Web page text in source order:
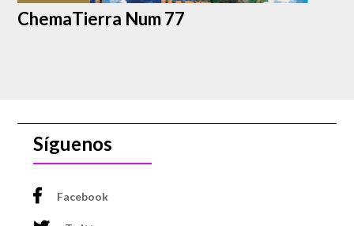
ChemaTierra Num 77
Síguenos
Facebook